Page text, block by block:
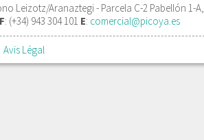
Leizotz/Aranaztegi - Parcela C-2 Pabellón 1-
F: (+34) 943 304 101 E: comercial@picoya.es
Avis Légal